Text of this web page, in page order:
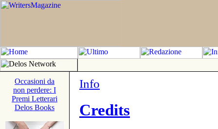
Occasioni da
non perdere: I
Premi Letterari
Delos Books
Info
Credits